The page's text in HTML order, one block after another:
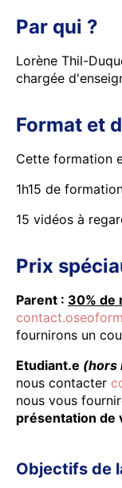
Par qui ?
Lorène Thil-
chargée
Format et
Cette formation
1h15 de
15 vidéos à
Prix
Parent : 30% de
fournirons un
Etudiant.e (hors
nous contacter
nous vous
présentation de
Objectifs de